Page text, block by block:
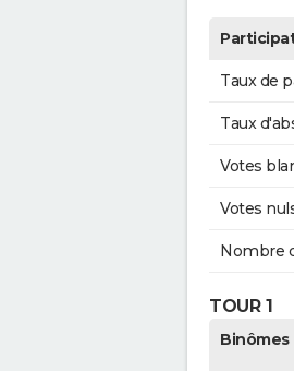
Taux de
Taux
Votes
Votes
Nombre
TOUR 1